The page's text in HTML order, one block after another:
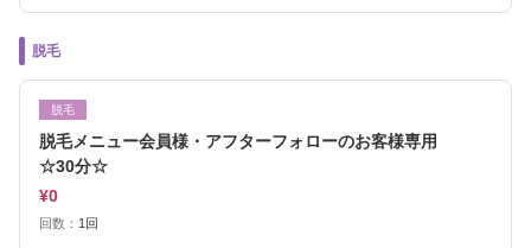
脱毛
脱毛
脱毛メニュー会員様・アフターフォローのお客様専用
☆30分☆
¥0
回数： 1回